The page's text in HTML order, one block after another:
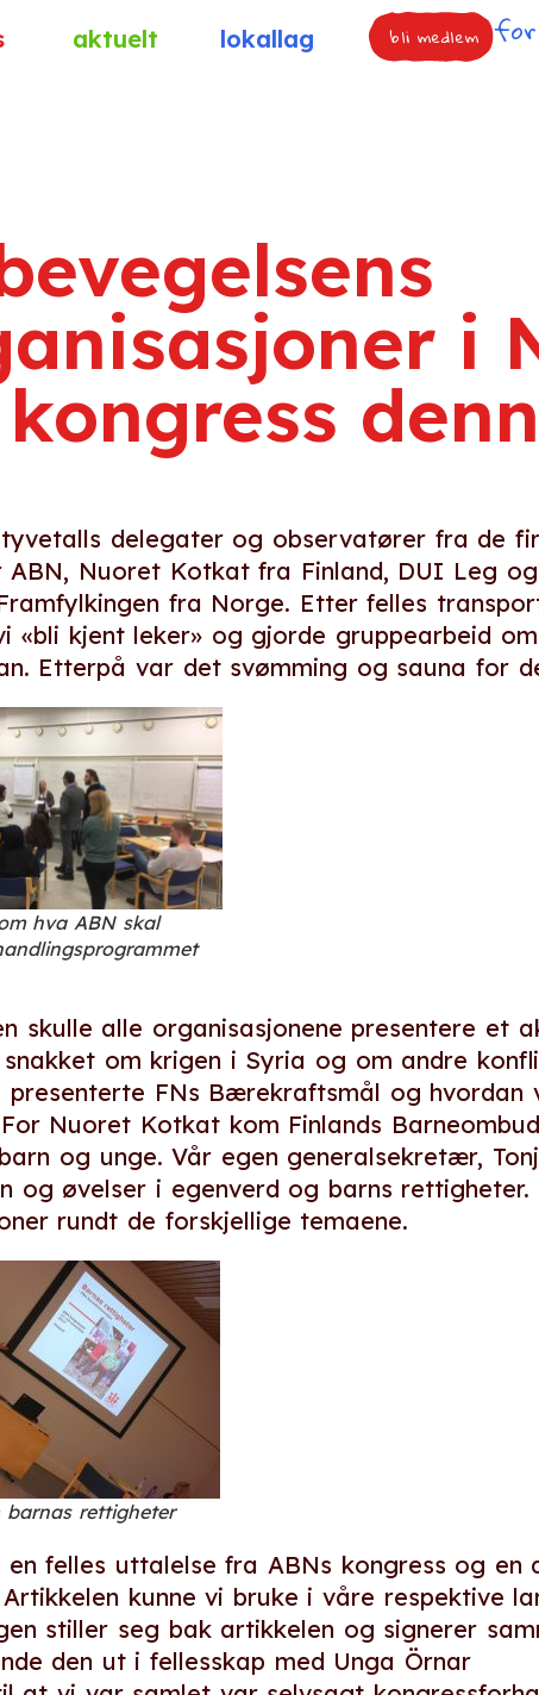
aktuelt lokallag bli medlem
i
delegater og observatører fra de
ABN, Nuoret Kotkat fra Finland, DUI Leg
fra Norge. Etter felles
«bli kjent leker» og gjorde gruppearbeid
Etterpå var det svømming og sauna for
hva ABN skal
skulle alle organisasjonene presentere et
om krigen i Syria og om andre
presenterte FNs Bærekraftsmål og hvordan
Nuoret Kotkat kom Finlands
og unge. Vår egen generalsekretær,
og øvelser i egenverd og barns
rundt de forskjellige temaene.
barnas rettigheter
en felles uttalelse fra ABNs kongress og
kunne vi bruke i våre respektive
stiller seg bak artikkelen og signerer
den ut i fellesskap med Unga Örnar